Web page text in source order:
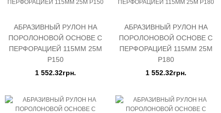
АБРАЗИВНЫЙ РУЛОН НА
ПОРОЛОНОВОЙ ОСНОВЕ С
ПЕРФОРАЦИЕЙ 115ММ 25М
P150
1 552.32грн.
АБРАЗИВНЫЙ РУЛОН НА
ПОРОЛОНОВОЙ ОСНОВЕ С
ПЕРФОРАЦИЕЙ 115ММ 25М
P180
1 552.32грн.